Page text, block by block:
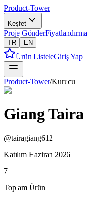
Product-Tower
Keşfet
Proje GönderFiyatlandırma
TR EN
Ürün ListeleGiriş Yap
Product-Tower/Kurucu
Giang Taira
@tairagiang612
Katılım Haziran 2026
7
Toplam Ürün